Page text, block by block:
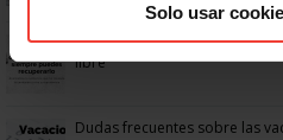
Solo usar
No: si un festivo cae en
libre
Dudas frecuentes sobre las